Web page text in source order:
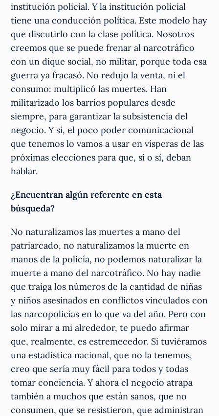
institución policial. Y la institución policial
tiene una conducción política. Este modelo hay
que discutirlo con la clase política. Nosotros
creemos que se puede frenar al narcotráfico
con un dique social, no militar, porque toda esa
guerra ya fracasó. No redujo la venta, ni el
consumo: multiplicó las muertes. Han
militarizado los barrios populares desde
siempre, para garantizar la subsistencia del
negocio. Y sí, el poco poder comunicacional
que tenemos lo vamos a usar en vísperas de las
próximas elecciones para que, sí o sí, deban
hablar.
¿Encuentran algún referente en esta
búsqueda?
No naturalizamos las muertes a mano del
patriarcado, no naturalizamos la muerte en
manos de la policía, no podemos naturalizar la
muerte a mano del narcotráfico. No hay nadie
que traiga los números de la cantidad de niñas
y niños asesinados en conflictos vinculados con
las narcopolicías en lo que va del año. Pero con
solo mirar a mi alrededor, te puedo afirmar
que, realmente, es estremecedor. Si tuviéramos
una estadística nacional, que no la tenemos,
creo que sería muy fácil para todos y todas
tomar conciencia. Y ahora el negocio atrapa
también a muchos que están sanos, que no
consumen, que se resistieron, que administran